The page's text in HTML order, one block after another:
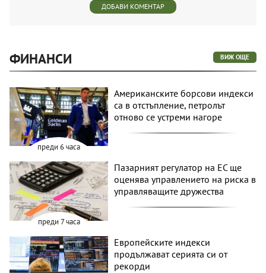
ДОБАВИ КОМЕНТАР
ФИНАНСИ ВИЖ ОЩЕ
преди 6 часа
Американските борсови индекси
са в отстъпление, петролът
отново се устреми нагоре
преди 7 часа
Пазарният регулатор на ЕС ще
оценява управлението на риска в
управляващите дружества
Европейските индекси
продължават серията си от
рекорди